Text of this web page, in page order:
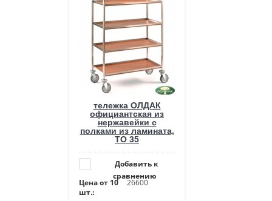
тележка ОЛДАК
официантская из
нержавейки с
полками из ламината,
ТО 35
Добавить к
сравнению
Цена от 10
шт.:
26600